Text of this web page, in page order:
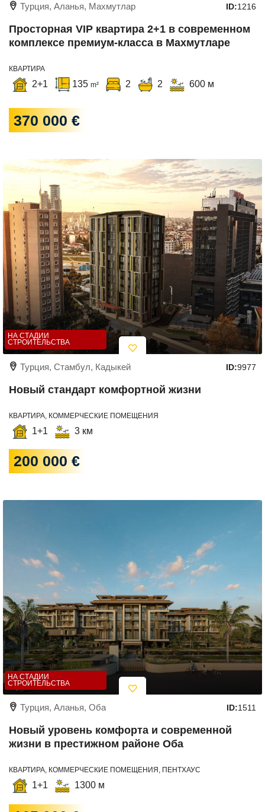
Турция, Аланья, Махмутлар ID:1216
Просторная VIP квартира 2+1 в современном
комплексе премиум-класса в Махмутларе
КВАРТИРА
2+1 135 m² 2 2 600 м
370 000 €
НА СТАДИИ
СТРОИТЕЛЬСТВА
Турция, Стамбул, Кадыкей ID:9977
Новый стандарт комфортной жизни
КВАРТИРА, КОММЕРЧЕСКИЕ ПОМЕЩЕНИЯ
1+1 3 км
200 000 €
НА СТАДИИ
СТРОИТЕЛЬСТВА
Турция, Аланья, Оба ID:1511
Новый уровень комфорта и современной
жизни в престижном районе Оба
КВАРТИРА, КОММЕРЧЕСКИЕ ПОМЕЩЕНИЯ, ПЕНТХАУС
1+1 1300 м